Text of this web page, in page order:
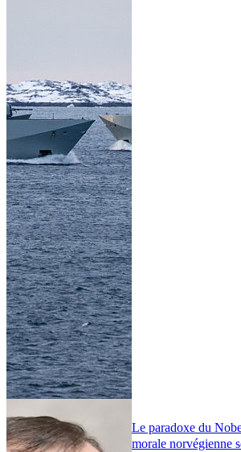
Le paradoxe du
morale norvégienne